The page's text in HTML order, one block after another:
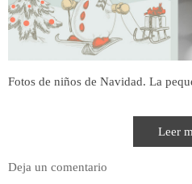
Fotos de niños de Navidad. La
Leer
Deja un comentario